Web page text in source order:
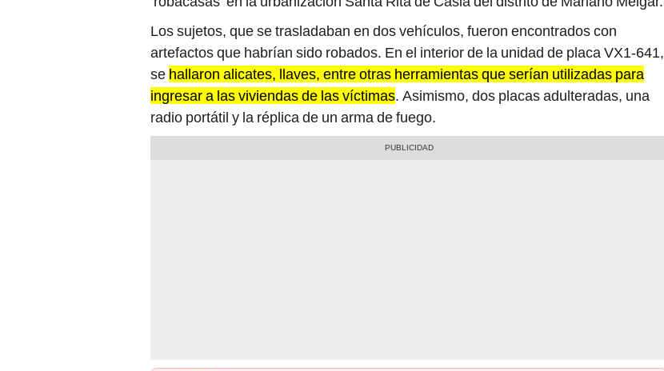
Los sujetos, que se trasladaban en dos vehículos, fueron encontrados con
artefactos que habrían sido robados. En el interior de la unidad de placa VX1-641,
se hallaron alicates, llaves, entre otras herramientas que serían utilizadas para
ingresar a las viviendas de las víctimas. Asimismo, dos placas adulteradas, una
radio portátil y la réplica de un arma de fuego.